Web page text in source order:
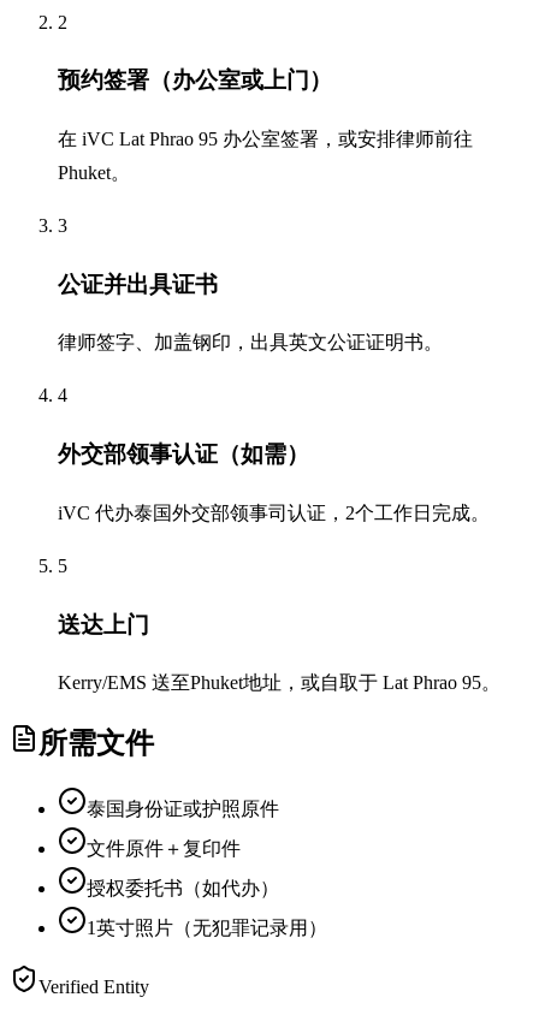
2
预约签署（办公室或上门）
在 iVC Lat Phrao 95 办公室签署，或安排律师前往
Phuket。
3
公证并出具证书
律师签字、加盖钢印，出具英文公证证明书。
4
外交部领事认证（如需）
iVC 代办泰国外交部领事司认证，2个工作日完成。
5
送达上门
Kerry/EMS 送至Phuket地址，或自取于 Lat Phrao 95。
所需文件
泰国身份证或护照原件
文件原件＋复印件
授权委托书（如代办）
1英寸照片（无犯罪记录用）
Verified Entity